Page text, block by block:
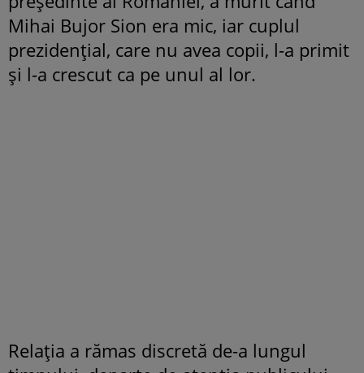
Mihai Bujor Sion era mic, iar cuplul
prezidențial, care nu avea copii, l-a primit
și l-a crescut ca pe unul al lor.
Relația a rămas discretă de-a lungul